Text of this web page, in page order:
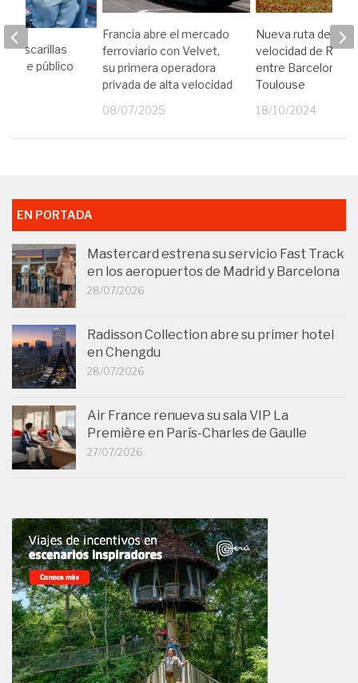
Francia abre el mercado
ferroviario con Velvet,
su primera operadora
privada de alta velocidad
08/07/2025
Nueva ruta de alta
velocidad de Renfe
entre Barcelona y
Toulouse
18/10/2024
mascarillas
público
EN PORTADA
Mastercard estrena su servicio Fast Track
en los aeropuertos de Madrid y Barcelona
28/07/2026
Radisson Collection abre su primer hotel
en Chengdu
28/07/2026
Air France renueva su sala VIP La
Première en París-Charles de Gaulle
27/07/2026